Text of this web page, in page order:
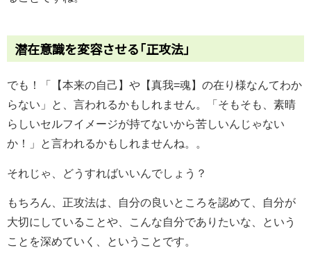
潜在意識を変容させる｢正攻法｣
でも！「【本来の自己】や【真我=魂】の在り様なんてわか
らない」と、言われるかもしれません。「そもそも、素晴
らしいセルフイメージが持てないから苦しいんじゃない
か！」と言われるかもしれませんね。。
それじゃ、どうすればいいんでしょう？
もちろん、正攻法は、自分の良いところを認めて、自分が
大切にしていることや、こんな自分でありたいな、という
ことを深めていく、ということです。